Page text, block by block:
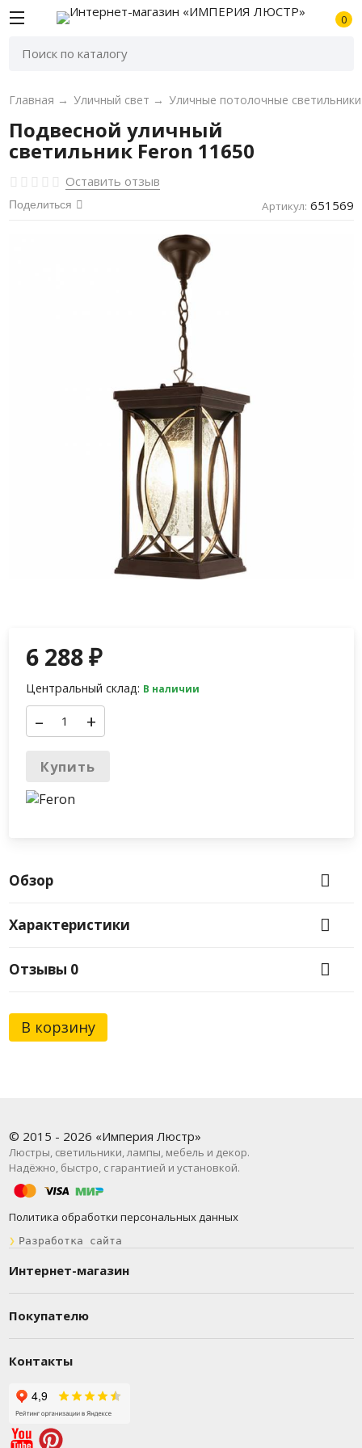
0
Главная → Уличный свет → Уличные потолочные светильники
Подвесной уличный
светильник Feron 11650
Оставить отзыв
Поделиться Артикул: 651569
6 288₽
Центральный склад: В наличии
– +
Купить
Обзор
Характеристики
Отзывы 0
В корзину
© 2015 - 2026 «Империя Люстр»
Люстры, светильники, лампы, мебель и декор.
Надёжно, быстро, с гарантией и установкой.
Политика обработки персональных данных
❯ Разработка сайта
Интернет-магазин
Покупателю
Контакты